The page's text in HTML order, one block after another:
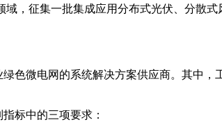
，征集一批集成应用分布式光伏、分散
色微电网的系统解决方案供应商。其中，
标中的三项要求：